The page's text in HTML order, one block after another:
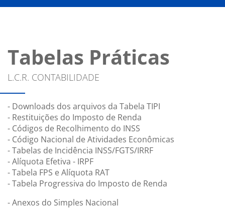
Tabelas Práticas
L.C.R. CONTABILIDADE
- Downloads dos arquivos da Tabela TIPI
- Restituições do Imposto de Renda
- Códigos de Recolhimento do INSS
- Código Nacional de Atividades Econômicas
- Tabelas de Incidência INSS/FGTS/IRRF
- Alíquota Efetiva - IRPF
- Tabela FPS e Alíquota RAT
- Tabela Progressiva do Imposto de Renda
- Anexos do Simples Nacional